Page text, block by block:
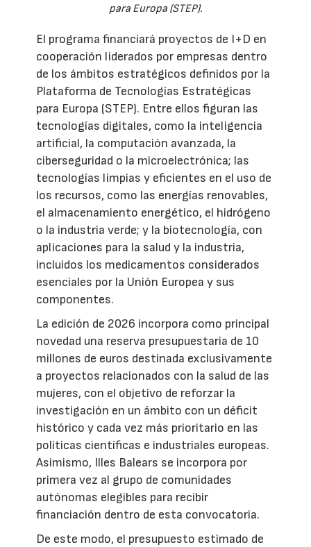
para Europa (STEP).
El programa financiará proyectos de I+D en
cooperación liderados por empresas dentro
de los ámbitos estratégicos definidos por la
Plataforma de Tecnologías Estratégicas
para Europa (STEP). Entre ellos figuran las
tecnologías digitales, como la inteligencia
artificial, la computación avanzada, la
ciberseguridad o la microelectrónica; las
tecnologías limpias y eficientes en el uso de
los recursos, como las energías renovables,
el almacenamiento energético, el hidrógeno
o la industria verde; y la biotecnología, con
aplicaciones para la salud y la industria,
incluidos los medicamentos considerados
esenciales por la Unión Europea y sus
componentes.
La edición de 2026 incorpora como principal
novedad una reserva presupuestaria de 10
millones de euros destinada exclusivamente
a proyectos relacionados con la salud de las
mujeres, con el objetivo de reforzar la
investigación en un ámbito con un déficit
histórico y cada vez más prioritario en las
políticas científicas e industriales europeas.
Asimismo, Illes Balears se incorpora por
primera vez al grupo de comunidades
autónomas elegibles para recibir
financiación dentro de esta convocatoria.
De este modo, el presupuesto estimado de